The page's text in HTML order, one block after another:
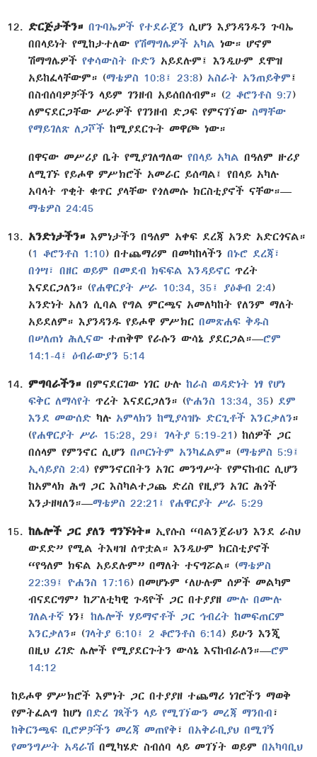
ድርጅታችን። በጉባኤዎች የተደራጀን ሲሆን እያንዳንዱን ጉባኤ
በበላይነት የሚከታተለው የሽማግሌዎች አካል ነው። ሆኖም
ሽማግሌዎች የቀሳውስት ቡድን አይደሉም፤ እንዲሁም ደሞዝ
አይከፈላቸውም። (ማቴዎስ 10:8፤ 23:8) አስራት አንጠይቅም፤
በስብሰባዎቻችን ላይም ገንዘብ አይሰበሰብም። (2 ቆሮንቶስ 9:7)
ለምናደርጋቸው ሥራዎች የገንዘብ ድጋፍ የምናገኘው ስማቸው
የማይገለጽ ለጋሾች ከሚያደርጉት መዋጮ ነው።
በዋናው መሥሪያ ቤት የሚያገለግለው የበላይ አካል በዓለም ዙሪያ
ለሚገኙ የይሖዋ ምሥክሮች አመራር ይሰጣል፤ የበላይ አካሉ
አባላት ጥቂት ቁጥር ያላቸው የጎለመሱ ክርስቲያኖች ናቸው።—
ማቴዎስ 24:45
አንድነታችን። እምነታችን በዓለም አቀፍ ደረጃ አንድ አድርጎናል።
(1 ቆሮንቶስ 1:10) በተጨማሪም በመካከላችን በኑሮ ደረጃ፣
በጎሣ፣ በዘር ወይም በመደብ ክፍፍል እንዳይኖር ጥረት
እናደርጋለን። (የሐዋርያት ሥራ 10:34, 35፤ ያዕቆብ 2:4)
አንድነት አለን ሲባል የግል ምርጫና አመለካከት የለንም ማለት
አይደለም። እያንዳንዱ የይሖዋ ምሥክር በመጽሐፍ ቅዱስ
በሠለጠነ ሕሊናው ተጠቅሞ የራሱን ውሳኔ ያደርጋል።—ሮም
14:1-4፤
ዕብራውያን 5:14
ምግባራችን። በምናደርገው ነገር ሁሉ ከራስ ወዳድነት ነፃ የሆነ
ፍቅር ለማሳየት ጥረት እናደርጋለን። (ዮሐንስ 13:34, 35) ደም
እንደ መውሰድ ካሉ አምላክን ከሚያሳዝኑ ድርጊቶች እንርቃለን።
(የሐዋርያት ሥራ 15:28, 29፤ ገላትያ 5:19-21 ) ከሰዎች ጋር
በሰላም የምንኖር ሲሆን በጦርነትም አንካፈልም። (ማቴዎስ 5:9፤
ኢሳይያስ 2:4) የምንኖርበትን አገር መንግሥት የምናከብር ሲሆን
ከአምላክ ሕግ ጋር እስካልተጋጨ ድረስ የዚያን አገር ሕጎች
እንታዘዛለን።—ማቴዎስ 22:21፤ የሐዋርያት ሥራ 5:29
ከሌሎች ጋር ያለን ግንኙነት። ኢየሱስ “ባልንጀራህን እንደ ራስህ
ውደድ” የሚል ትእዛዝ ሰጥቷል። እንዲሁም ክርስቲያኖች
“የዓለም ክፍል አይደሉም” በማለት ተናግሯል። (ማቴዎስ
22:39፤
ዮሐንስ 17:16) በመሆኑም ‘ለሁሉም ሰዎች መልካም
ብናደርግም’ ከፖለቲካዊ ጉዳዮች ጋር በተያያዘ ሙሉ በሙሉ
ገለልተኛ ነን፤ ከሌሎች ሃይማኖቶች ጋር ኅብረት ከመፍጠርም
እንርቃለን። (ገላትያ 6:10፤ 2 ቆሮንቶስ 6:14) ይሁን እንጂ
በዚህ ረገድ ሌሎች የሚያደርጉትን ውሳኔ እናከብራለን።—ሮም
14:12
ከይሖዋ ምሥክሮች እምነት ጋር በተያያዘ ተጨማሪ ነገሮችን ማወቅ
የምትፈልግ ከሆነ በድረ ገጻችን ላይ የሚገኘውን መረጃ ማንበብ፣
ከቅርንጫፍ ቢሮዎቻችን መረጃ መጠየቅ፣ በአቅራቢያህ በሚገኝ
የመንግሥት አዳራሽ በሚካሄድ ስብሰባ ላይ መገኘት ወይም በአካባቢህ